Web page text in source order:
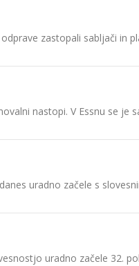
zastopali sabljači in
nastopi. V Essnu se je
uradno začele s
uradno začele 32.